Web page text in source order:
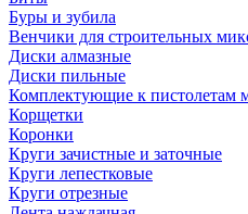
Буры и зубила
Венчики для строительных
Диски алмазные
Диски пильные
Комплектующие к пистолетам
Корщетки
Коронки
Круги зачистные и заточные
Круги лепестковые
Круги отрезные